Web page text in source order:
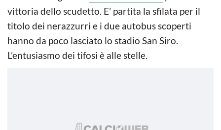
vittoria dello scudetto. E’ partita la sfilata per il
titolo dei nerazzurri e i due autobus scoperti
hanno da poco lasciato lo stadio San Siro.
L’entusiasmo dei tifosi è alle stelle.